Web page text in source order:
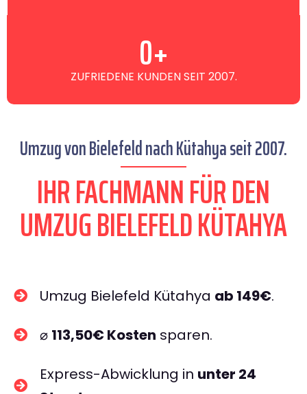
ZUFRIEDENE KUNDEN SEIT 2007.
0+
Umzug von Bielefeld nach Kütahya seit 2007.
IHR FACHMANN FÜR DEN
UMZUG BIELEFELD KÜTAHYA
Umzug Bielefeld Kütahya ab 149€.
⌀ 113,50€ Kosten sparen.
Express-Abwicklung in unter 24